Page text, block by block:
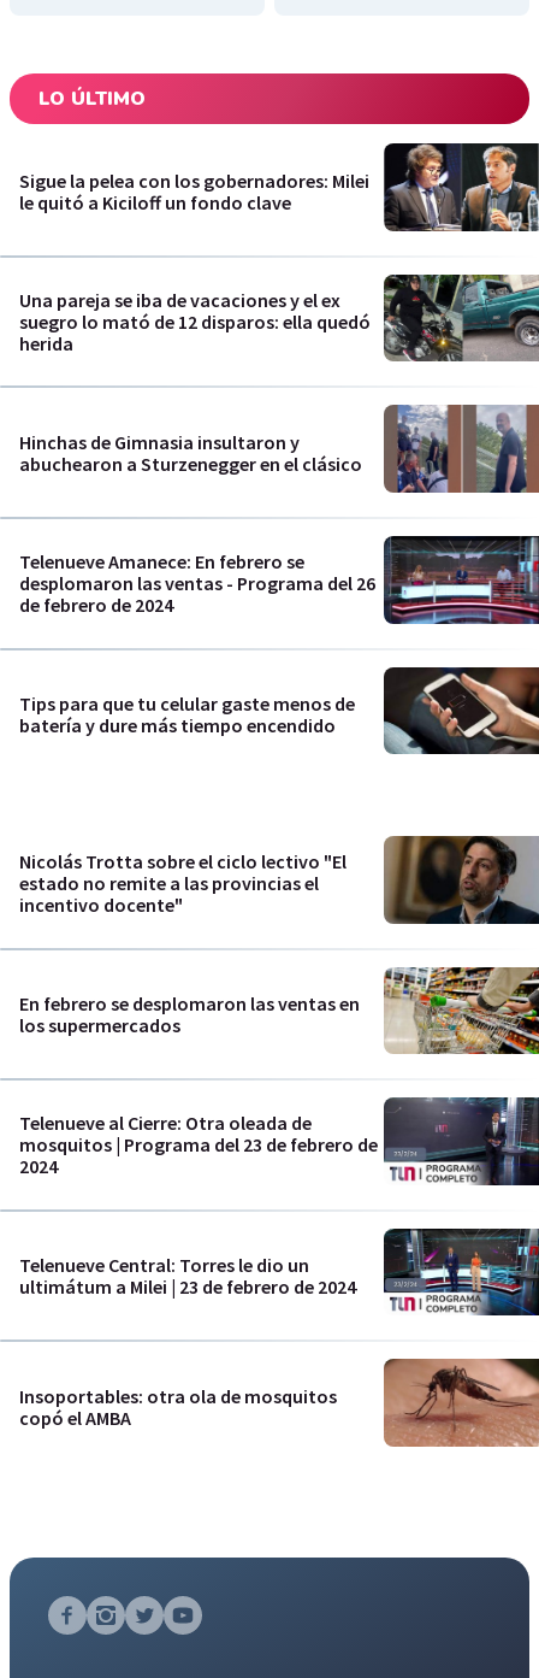
LO ÚLTIMO
Sigue la pelea con los gobernadores: Milei
le quitó a Kiciloff un fondo clave
Una pareja se iba de vacaciones y el ex
suegro lo mató de 12 disparos: ella quedó
herida
Hinchas de Gimnasia insultaron y
abuchearon a Sturzenegger en el clásico
Telenueve Amanece: En febrero se
desplomaron las ventas - Programa del 26
de febrero de 2024
Tips para que tu celular gaste menos de
batería y dure más tiempo encendido
Nicolás Trotta sobre el ciclo lectivo "El
estado no remite a las provincias el
incentivo docente"
En febrero se desplomaron las ventas en
los supermercados
Telenueve al Cierre: Otra oleada de
mosquitos | Programa del 23 de febrero de
2024
Telenueve Central: Torres le dio un
ultimátum a Milei | 23 de febrero de 2024
Insoportables: otra ola de mosquitos
copó el AMBA